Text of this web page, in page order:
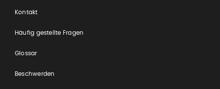
Kontakt
Häufig gestellte Fragen
Glossar
Beschwerden